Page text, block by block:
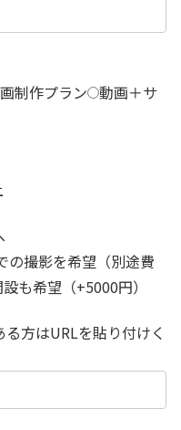
制作プラン 動画＋サ
の撮影を希望（別途費
も希望（+5000円）
方はURLを貼り付けく